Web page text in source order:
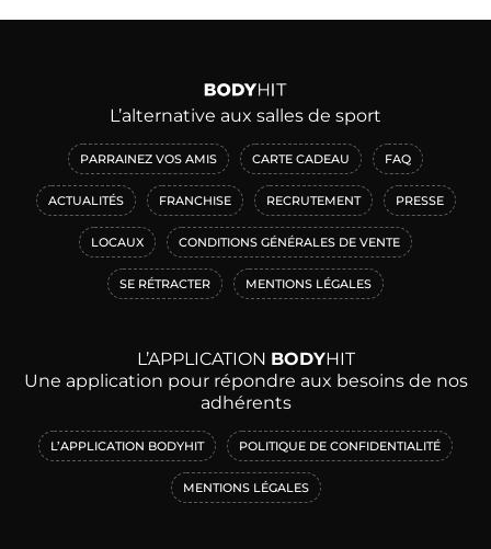
L’alternative aux salles de sport
PARRAINEZ VOS AMIS CARTE CADEAU FAQ
ACTUALITÉS FRANCHISE RECRUTEMENT PRESSE
LOCAUX CONDITIONS GÉNÉRALES DE VENTE
SE RÉTRACTER MENTIONS LÉGALES
L’APPLICATION BODYHIT
Une application pour répondre aux besoins de nos
adhérents
L’APPLICATION BODYHIT POLITIQUE DE CONFIDENTIALITÉ
MENTIONS LÉGALES